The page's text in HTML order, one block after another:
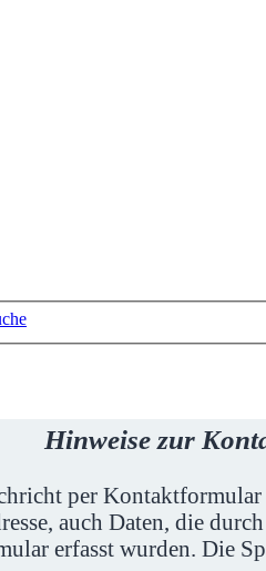
Hinweise zur
per
auch Daten, die
erfasst wurden. Die